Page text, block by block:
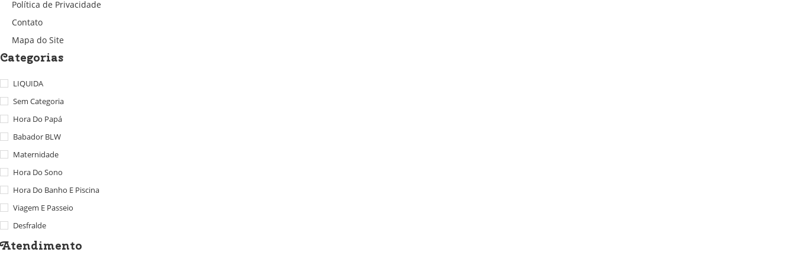
Política de Privacidade
Contato
Mapa do Site
Categorias
LIQUIDA
Sem Categoria
Hora Do Papá
Babador BLW
Maternidade
Hora Do Sono
Hora Do Banho E Piscina
Viagem E Passeio
Desfralde
Atendimento